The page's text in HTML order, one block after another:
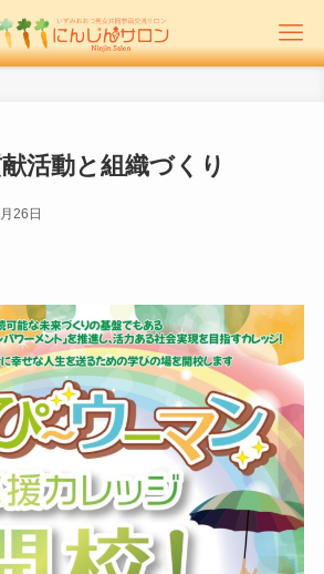
活動と組織づくり
26日